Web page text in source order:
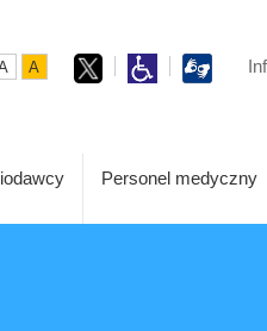
A
Personel medyczny